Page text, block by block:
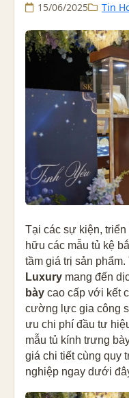
15/06/2025 Tin
Tại các sự kiện,
hữu các mẫu tủ kệ
tầm giá trị sản
Luxury mang đến
bày cao cấp với kết
cường lực gia công
ưu chi phí đầu tư
mẫu tủ kính trưng
giá chi tiết cùng quy
nghiệp ngay dưới